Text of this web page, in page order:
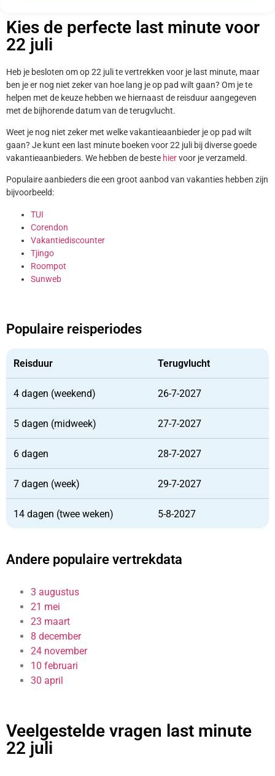
Kies de perfecte last minute voor
22 juli
Heb je besloten om op 22 juli te vertrekken voor je last minute, maar
ben je er nog niet zeker van hoe lang je op pad wilt gaan? Om je te
helpen met de keuze hebben we hiernaast de reisduur aangegeven
met de bijhorende datum van de terugvlucht.
Weet je nog niet zeker met welke vakantieaanbieder je op pad wilt
gaan? Je kunt een last minute boeken voor 22 juli bij diverse goede
vakantieaanbieders. We hebben de beste hiervoor je verzameld.
Populaire aanbieders die een groot aanbod van vakanties hebben zijn
bijvoorbeeld:
TUI
Corendon
Vakantiediscounter
Tjingo
Roompot
Sunweb
Populaire reisperiodes
Reisduur Terugvlucht
4 dagen (weekend) 26-7-2027
5 dagen (midweek) 27-7-2027
6 dagen 28-7-2027
7 dagen (week) 29-7-2027
14 dagen (twee weken) 5-8-2027
Andere populaire vertrekdata
3 augustus
21 mei
23 maart
8 december
24 november
10 februari
30 april
Veelgestelde vragen last minute
22 juli